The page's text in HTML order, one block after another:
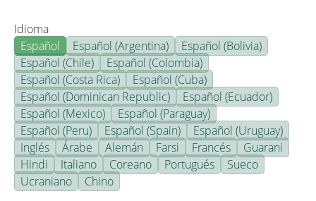
Idioma
Español
Español (Argentina)
Español (Bolivia)
Español (Chile)
Español (Colombia)
Español (Costa Rica)
Español (Cuba)
Español (Dominican Republic)
Español (Ecuador)
Español (Mexico)
Español (Paraguay)
Español (Peru)
Español (Spain)
Español (Uruguay)
Inglés
Árabe Alemán Farsi Francés
Guarani
Hindi
Italiano Coreano Portugués
Sueco
Ucraniano
Chino